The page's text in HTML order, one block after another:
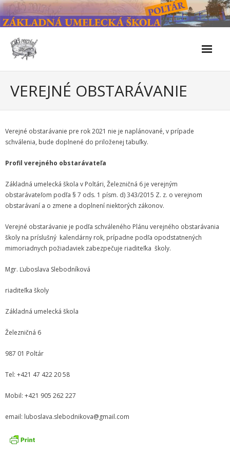
Skip
to
content
- História školy
- Súčasnosť
- Naše úspechy od roku 2019 – do 2024
- KULTÚRNO-SPOLOČENSKÉ PODUJATIA 2024/2025
- Vedenie školy
- Nepedagogickí zamestnanci
zamestnancov
Vyučované odbory
- Hudobný odbor
- Výtvarný odbor
- Tanečný odbor
- Literárno – dramatický odbor
VEREJNÉ OBSTARÁVANIE
Verejné obstarávanie pre rok 2021 nie je naplánované, v prípade
schválenia, bude doplnené do priloženej tabuľky.
Profil verejného obstarávateľa
Základná umelecká škola v Poltári, Železničná 6 je verejným
obstarávateľom podľa § 7 ods. 1 písm. d) 343/2015 Z. z. o verejnom
obstarávaní a o zmene a doplnení niektorých zákonov.
Verejné obstarávanie je podľa schváleného Plánu verejného obstarávania
školy na príslušný kalendárny rok, prípadne podľa opodstatnených
mimoriadnych požiadaviek zabezpečuje riaditeľka školy.
Mgr. Ľuboslava Slebodníková
riaditeľka školy
Základná umelecká škola
Železničná 6
987 01 Poltár
Tel: +421 47 422 20 58
Mobil: +421 905 262 227
email: luboslava.slebodnikova@gmail.com